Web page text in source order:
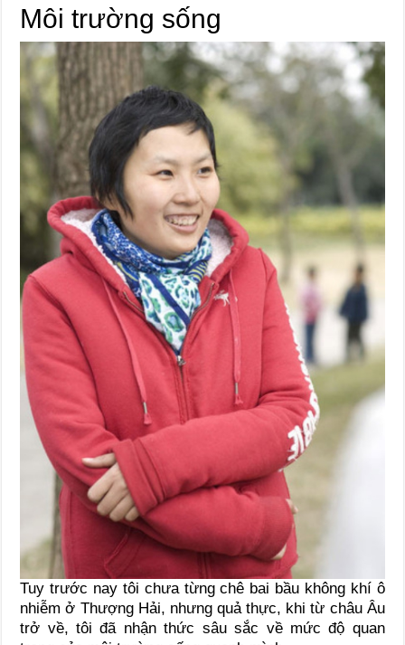
Môi trường sống
Tuy trước nay tôi chưa từng chê bai bầu không khí ô
nhiễm ở Thượng Hải, nhưng quả thực, khi từ châu Âu
trở về, tôi đã nhận thức sâu sắc về mức độ quan